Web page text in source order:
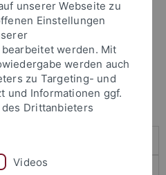
und Ihr Passwort an um sich
unserer Webseite zu
Einstellungen
werden. Mit
werden auch
zu Targeting- und
und Informationen ggf.
Drittanbieters
Videos